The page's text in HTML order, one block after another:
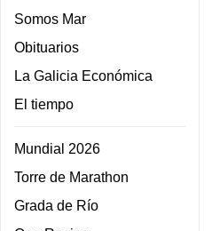
Somos Mar
Obituarios
La Galicia Económica
El tiempo
Mundial 2026
Torre de Marathon
Grada de Río